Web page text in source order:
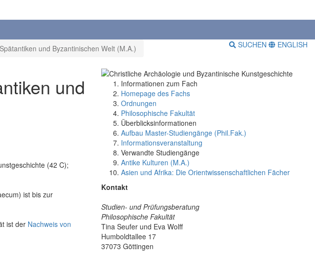
und Byzantinischen Welt (M.A.) SUCHEN ENGLISH
und
(42 C);
ist bis zur
ist der Nachweis von
Informationen zum Fach
Homepage des Fachs
Ordnungen
Philosophische Fakultät
Überblicksinformationen
Aufbau Master-Studiengänge (Phil.Fak.)
Informationsveranstaltung
Verwandte Studiengänge
Antike Kulturen (M.A.)
Asien und Afrika: Die Orientwissenschaftlichen Fächer
Kontakt
Studien- und Prüfungsberatung
Philosophische Fakultät
Tina Seufer und Eva Wolff
Humboldtallee 17
37073 Göttingen